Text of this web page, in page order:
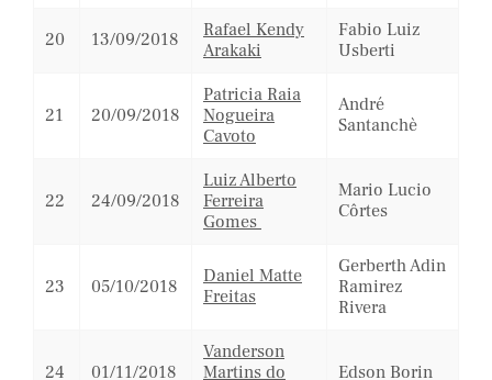
20 13/09/2018
Rafael Kendy
Arakaki
Fabio Luiz
Usberti
21 20/09/2018
Patricia Raia
Nogueira
Cavoto
André
Santanchè
22 24/09/2018
Luiz Alberto
Ferreira
Gomes
Mario Lucio
Côrtes
23 05/10/2018
Daniel Matte
Freitas
Gerberth Adin
Ramirez
Rivera
24 01/11/2018
Vanderson
Martins do
Edson Borin